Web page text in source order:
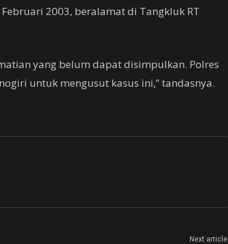
2003, beralamat di Tangkluk RT
yang belum dapat disimpulkan. Polres
untuk mengusut kasus ini,” tandasnya.
Next article